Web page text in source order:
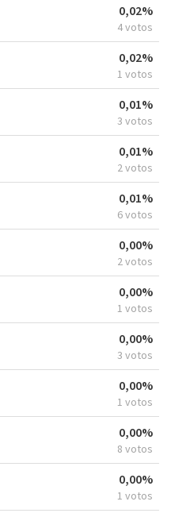
0,02%
4 votos
0,02%
1 votos
0,01%
3 votos
0,01%
2 votos
0,01%
6 votos
0,00%
2 votos
0,00%
1 votos
0,00%
3 votos
0,00%
1 votos
0,00%
8 votos
0,00%
1 votos